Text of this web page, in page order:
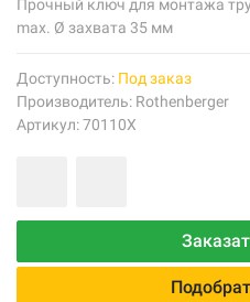
Прочный ключ для монтажа
max. Ø захвата 35 мм
Доступность: Под заказ
Производитель: Rothenberger
Артикул: 70110X